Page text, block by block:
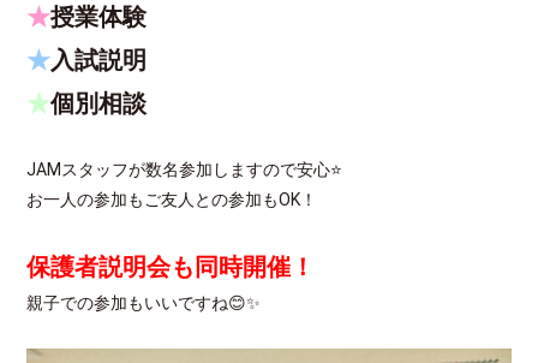
★授業体験
★入試説明
★個別相談
JAMスタッフが数名参加しますので安心⭐
お一人の参加もご友人との参加もOK！
保護者説明会も同時開催！
親子での参加もいいですね😊✨